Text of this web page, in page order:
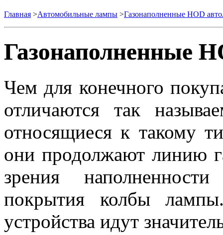
Главная >Автомобильные лампы >Газонаполненные HOD
Газонаполненные
Чем для конечного
отличаются так
относящиеся к такому
они продолжают линию
зрения
покрытия колбы
устройства идут